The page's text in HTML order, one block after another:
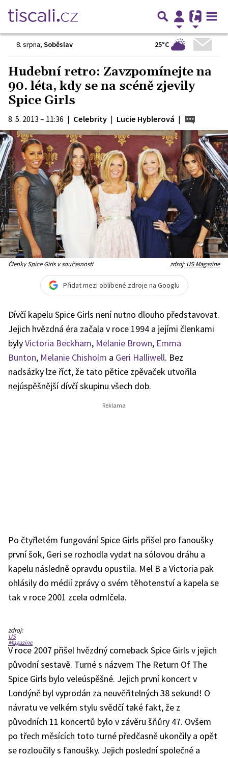
8. srpna, Soběslav 25°C
Hudební retro: Zavzpomínejte na
90. léta, kdy se na scéně zjevily
Spice Girls
8. 5. 2013 – 11:36 | Celebrity | Lucie Hyblerová |
Členky Spice Girls v současnosti zdroj:US Magazine
Přidat mezi oblíbené zdroje na Googlu
Dívčí kapelu Spice Girls není nutno dlouho představovat.
Jejich hvězdná éra začala v roce 1994 a jejími členkami
bylyVictoria Beckham, Melanie Brown, Emma
Bunton, Melanie Chisholm a Geri Halliwell. Bez
nadsázky lze říct, že tato pětice zpěvaček utvořila
nejúspěšnější dívčí skupinu všech dob.
Po čtyřletém fungování Spice Girls přišel pro fanoušky
první šok, Geri se rozhodla vydat na sólovou dráhu a
kapelu následně opravdu opustila. Mel B a Victoria pak
ohlásily do médií zprávy o svém těhotenství a kapela se
tak v roce 2001 zcela odmlčela.
Spice
Girls
v
době
své
největší
slávy
zdroj:
US
Magazine
V roce 2007 přišel hvězdný comeback Spice Girls v jejich
původní sestavě. Turné s názvem The Return Of The
Spice Girls bylo veleúspěšné. Jejich první koncert v
Londýně byl vyprodán za neuvěřitelných 38 sekund! O
návratu ve velkém stylu svědčí také fakt, že z
původních 11 koncertů bylo v závěru šňůry 47. Ovšem
po třech měsících toto turné předčasně ukončily a opět
se rozloučily s fanoušky. Jejich poslední společné a